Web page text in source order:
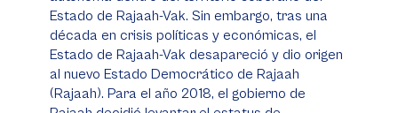
Estado de Rajaah-Vak. Sin embargo, tras una
década en crisis políticas y económicas, el
Estado de Rajaah-Vak desapareció y dio origen
al nuevo Estado Democrático de Rajaah
(Rajaah). Para el año 2018, el gobierno de